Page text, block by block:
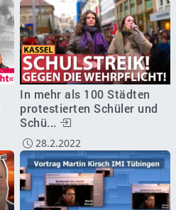
In mehr als 100 Städten
protestierten Schüler und
Schü...
28.2.2022